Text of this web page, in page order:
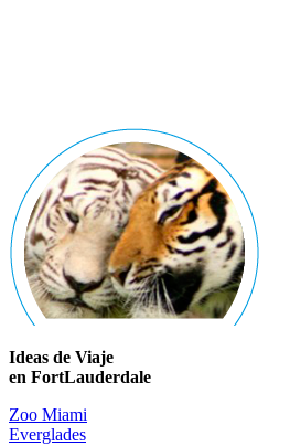
Ideas de Viaje
en FortLauderdale
Zoo Miami
Everglades